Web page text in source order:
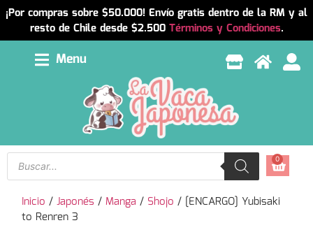
¡Por compras sobre $50.000! Envío gratis dentro de la RM y al
resto de Chile desde $2.500 Términos y Condiciones.
Menu
0
Inicio /Japonés /Manga / Shojo / [ENCARGO] Yubisaki
to Renren 3